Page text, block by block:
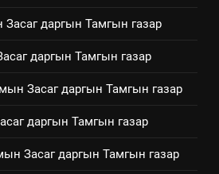
үйлдвэрлэл, үйлчилгээ,
технологийн хүн, мал, амьтны
эрүүл мэнд, байгаль орчинд
нөлөөллийн талаарх
ИЛ ТОД БАЙДАЛ
Нээлттэй засгийн түншлэл
Засаг даргын Тамгын газар
даргын Тамгын газар
Засаг даргын Тамгын газар
даргын Тамгын газар
Засаг даргын Тамгын газар